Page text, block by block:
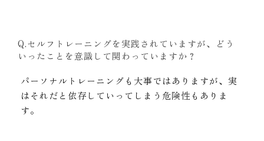
Q.セルフトレーニングを実践されていますが、どう
いったことを意識して関わっていますか？
パーソナルトレーニングも大事ではありますが、実
はそれだと依存していってしまう危険性もありま
す。